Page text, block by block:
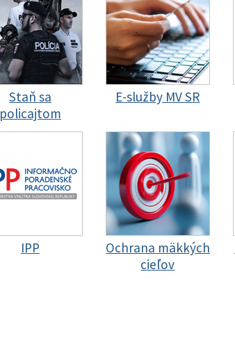
Staň sa
policajtom
E-služby MV SR
IPP
Ochrana mäkkých
cieľov